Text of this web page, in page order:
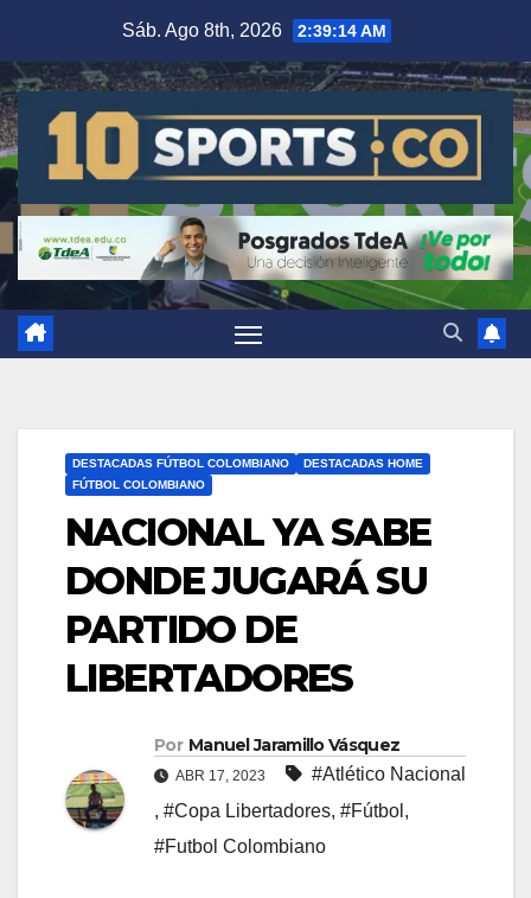
Sáb. Ago 8th, 2026 2:39:15 AM
DESTACADAS FÚTBOL COLOMBIANO
DESTACADAS HOME
FÚTBOL COLOMBIANO
NACIONAL YA SABE
DONDE JUGARÁ SU
PARTIDO DE
LIBERTADORES
Por Manuel Jaramillo Vásquez
ABR 17, 2023
#Atlético Nacional
, #Copa Libertadores, #Fútbol ,
#Futbol Colombiano